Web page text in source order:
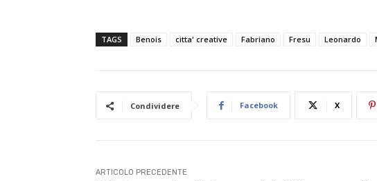
TAGS Benois citta' creative Fabriano Fresu Leonardo
Condividere Facebook X
ARTICOLO PRECEDENTE